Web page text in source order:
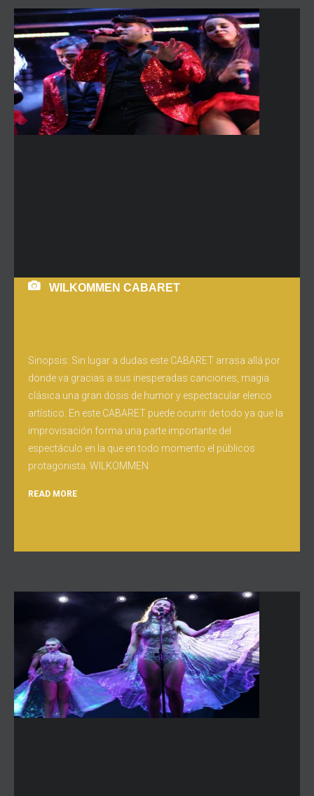
WILKOMMEN CABARET
Sinopsis: Sin lugar a dudas este CABARET arrasa allá por
donde va gracias a sus inesperadas canciones, magia
clásica una gran dosis de humor y espectacular elenco
artístico. En este CABARET puede ocurrir de todo ya que la
improvisación forma una parte importante del
espectáculo en la que en todo momento el públicos
protagonista. WILKOMMEN
READ MORE